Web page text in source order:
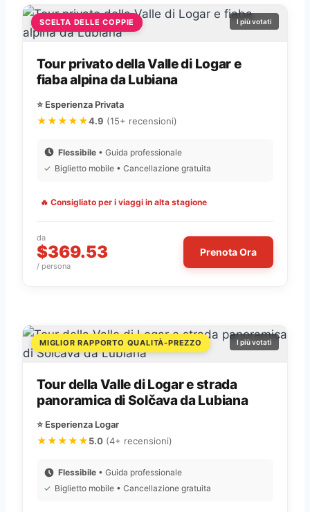
SCELTA DELLE COPPIE I più votati
Tour privato della Valle di Logar e
fiaba alpina da Lubiana
⭐ Esperienza Privata
★★★★★4.9 (15+ recensioni)
Flessibile • Guida professionale
✓ Biglietto mobile • Cancellazione gratuita
🔥 Consigliato per i viaggi in alta stagione
da
$369.53
/ persona
Prenota Ora
MIGLIOR RAPPORTO QUALITÀ-PREZZO I più votati
Tour della Valle di Logar e strada
panoramica di Solčava da Lubiana
⭐ Esperienza Logar
★★★★★5.0 (4+ recensioni)
Flessibile • Guida professionale
✓ Biglietto mobile • Cancellazione gratuita